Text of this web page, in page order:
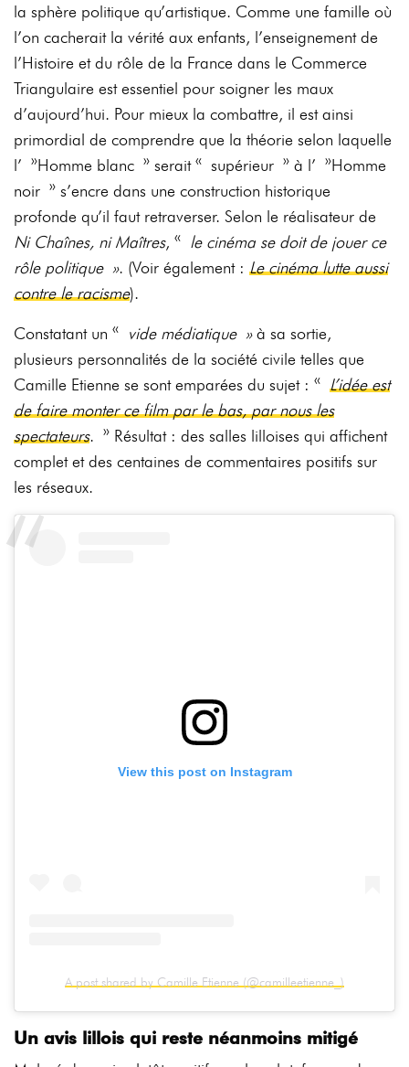
la sphère politique qu’artistique. Comme une famille où
l’on cacherait la vérité aux enfants, l’enseignement de
l’Histoire et du rôle de la France dans le Commerce
Triangulaire est essentiel pour soigner les maux
d’aujourd’hui. Pour mieux la combattre, il est ainsi
primordial de comprendre que la théorie selon laquelle
l’ »Homme blanc » serait « supérieur » à l’ »Homme
noir » s’encre dans une construction historique
profonde qu’il faut retraverser. Selon le réalisateur de
Ni Chaînes, ni Maîtres, « le cinéma se doit de jouer ce
rôle politique ». (Voir également :Le cinéma lutte aussi
contre le racisme).
Constatant un « vide médiatique »à sa sortie,
plusieurs personnalités de la société civile telles que
Camille Etienne se sont emparées du sujet : «L’idée est
de faire monter ce film par le bas, par nous les
spectateurs. » Résultat : des salles lilloises qui affichent
complet et des centaines de commentaires positifs sur
les réseaux.
View this post on Instagram
A post shared by Camille Etienne (@camilleetienne_)
Un avis lillois qui reste néanmoins mitigé